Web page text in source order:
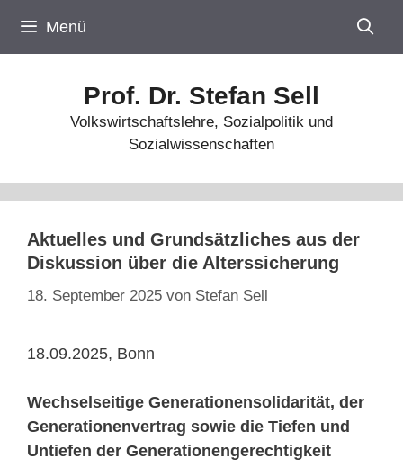
Inhalt
springen
Menü
Prof. Dr. Stefan Sell
Volkswirtschaftslehre, Sozialpolitik und
Sozialwissenschaften
Aktuelles und Grundsätzliches aus der
Diskussion über die Alterssicherung
18. September 2025 von Stefan Sell
18.09.2025, Bonn
Wechselseitige Generationensolidarität, der
Generationenvertrag sowie die Tiefen und
Untiefen der Generationengerechtigkeit